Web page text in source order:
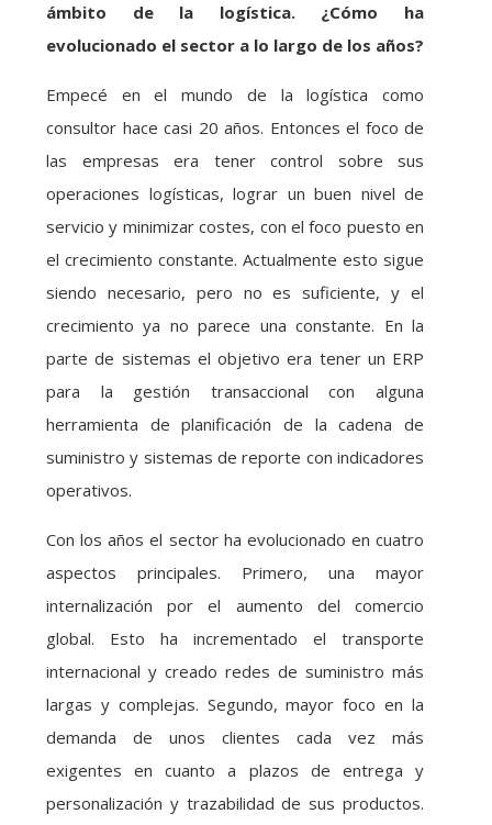
ámbito de la logística. ¿Cómo ha
evolucionado el sector a lo largo de los años?
Empecé en el mundo de la logística como
consultor hace casi 20 años. Entonces el foco de
las empresas era tener control sobre sus
operaciones logísticas, lograr un buen nivel de
servicio y minimizar costes, con el foco puesto en
el crecimiento constante. Actualmente esto sigue
siendo necesario, pero no es suficiente, y el
crecimiento ya no parece una constante. En la
parte de sistemas el objetivo era tener un ERP
para la gestión transaccional con alguna
herramienta de planificación de la cadena de
suministro y sistemas de reporte con indicadores
operativos.
Con los años el sector ha evolucionado en cuatro
aspectos principales. Primero, una mayor
internalización por el aumento del comercio
global. Esto ha incrementado el transporte
internacional y creado redes de suministro más
largas y complejas. Segundo, mayor foco en la
demanda de unos clientes cada vez más
exigentes en cuanto a plazos de entrega y
personalización y trazabilidad de sus productos.